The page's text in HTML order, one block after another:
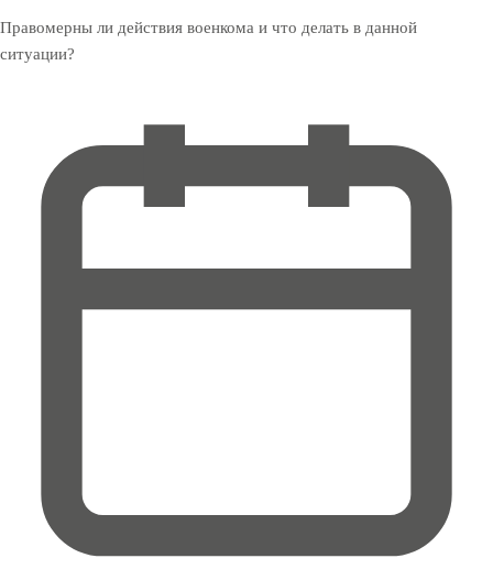
Правомерны ли действия военкома и что делать в данной
ситуации?